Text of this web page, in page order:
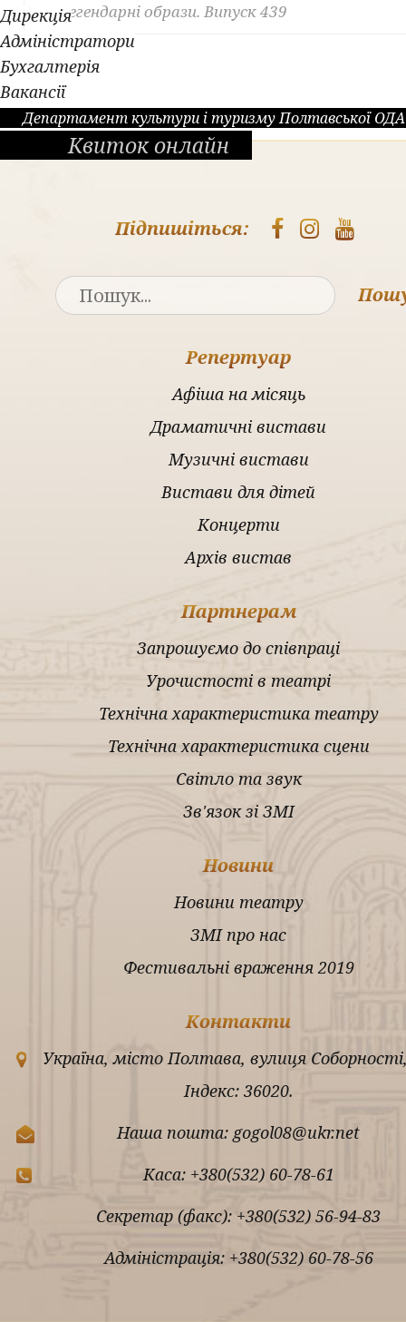
Дирекція
Адміністратори
Бухгалтерія
Вакансії
Департамент культури і туризму Полтавської ОДА
Квиток онлайн
Легендарні образи. Випуск 439
Підпишіться:
Репертуар
Афіша на місяць
Драматичні вистави
Музичні вистави
Вистави для дітей
Концерти
Архів вистав
Партнерам
Запрошуємо до співпраці
Урочистості в театрі
Технічна характеристика театру
Технічна характеристика сцени
Світло та звук
Зв'язок зі ЗМІ
Новини
Новини театру
ЗМІ про нас
Фестивальні враження 2019
Контакти
Україна, місто Полтава, вулиця
Індекс: 36020.
Наша пошта: gogol08@ukr.net
Каса: +380(532) 60-78-61
Секретар (факс): +380(532) 56-94-83
Адміністрація: +380(532) 60-78-56